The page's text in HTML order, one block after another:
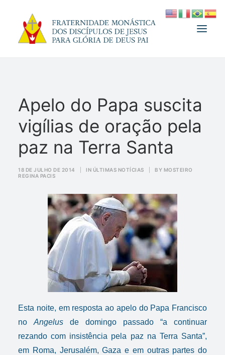
FUNDADOR
MEDJUGORJE
ESPIRITUALIDADE
ATUALIDADES
INFORMATIVO
DOAÇÃO
Apelo do Papa suscita
vigílias de oração pela
paz na Terra Santa
18 DE JULHO DE 2014 IN ÚLTIMAS NOTÍCIAS BY MOSTEIRO
REGINA PACIS
Esta noite, em resposta ao apelo do Papa Francisco
no Angelus de domingo passado “a continuar
rezando com insistência pela paz na Terra Santa”,
em Roma, Jerusalém, Gaza e em outras partes do